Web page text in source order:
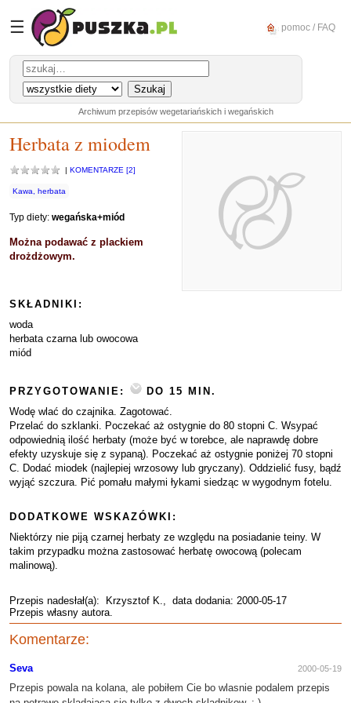
☰ pomoc / FAQ
Archiwum przepisów wegetariańskich i wegańskich
Herbata z miodem
| KOMENTARZE [2]
Kawa, herbata
Typ diety: wegańska+miód
Można podawać z plackiem
drożdżowym.
SKŁADNIKI:
woda
herbata czarna lub owocowa
miód
PRZYGOTOWANIE:
DO 15 MIN.
Wodę wlać do czajnika. Zagotować.
Przelać do szklanki. Poczekać aż ostygnie do 80 stopni C. Wsypać
odpowiednią ilość herbaty (może być w torebce, ale naprawdę dobre
efekty uzyskuje się z sypaną). Poczekać aż ostygnie poniżej 70 stopni
C. Dodać miodek (najlepiej wrzosowy lub gryczany). Oddzielić fusy, bądź
wyjąć szczura. Pić pomału małymi łykami siedząc w wygodnym fotelu.
DODATKOWE WSKAZÓWKI:
Niektórzy nie piją czarnej herbaty ze względu na posiadanie teiny. W
takim przypadku można zastosować herbatę owocową (polecam
malinową).
Przepis nadesłał(a): Krzysztof K., data dodania: 2000-05-17
Przepis własny autora.
Komentarze:
Seva 2000-05-19
Przepis powala na kolana, ale pobiłem Cie bo wlasnie podalem przepis